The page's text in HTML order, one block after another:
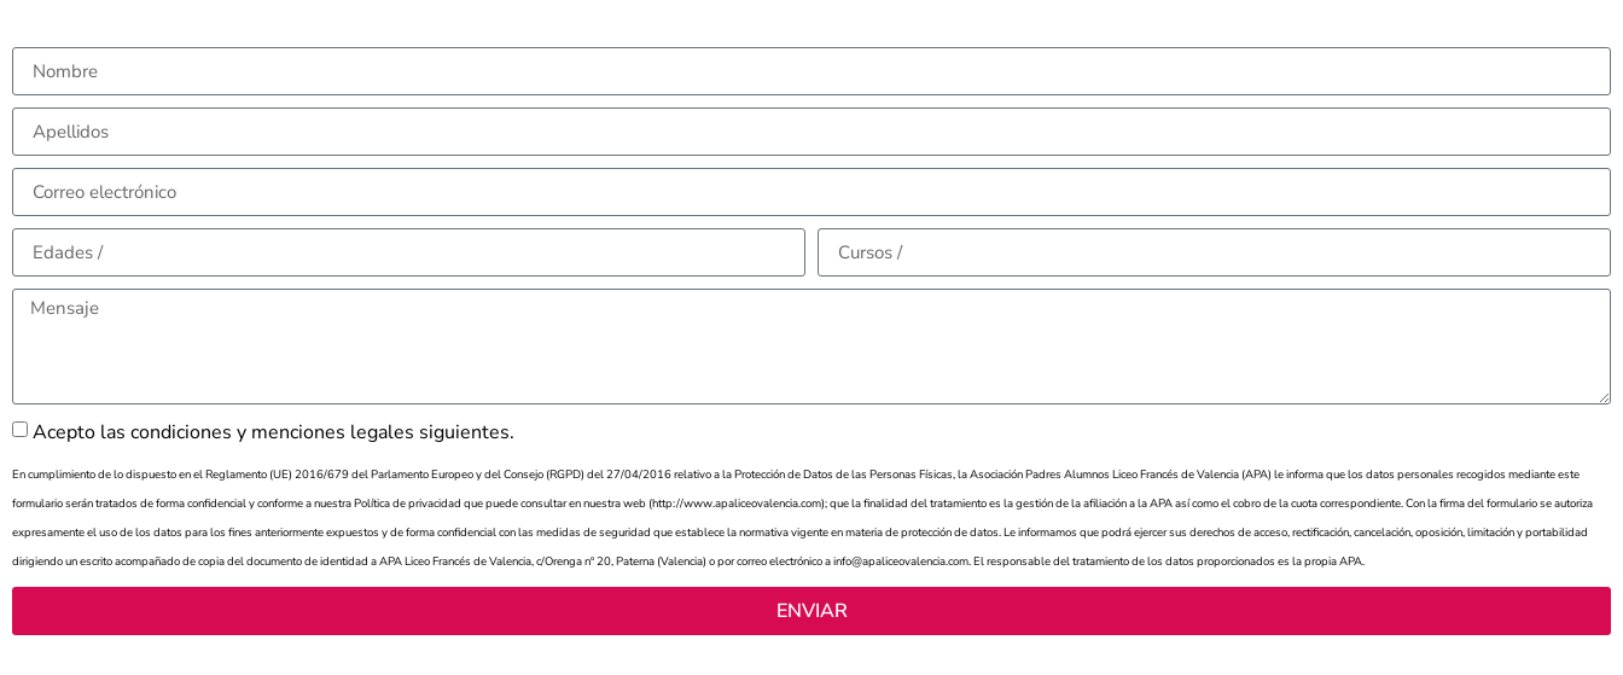
Acepto las condiciones y menciones legales siguientes.
En cumplimiento de lo dispuesto en el Reglamento (UE) 2016/679 del Parlamento Europeo y del Consejo (RGPD) del 27/04/2016 relativo a la Protección de Datos de las Personas Físicas, la Asociación Padres Alumnos Liceo Francés de Valencia (APA) le informa que los datos personales recogidos mediante este
formulario serán tratados de forma confidencial y conforme a nuestra Política de privacidad que puede consultar en nuestra web (http://www.apaliceovalencia.com); que la finalidad del tratamiento es la gestión de la afiliación a la APA así como el cobro de la cuota correspondiente. Con la firma del formulario se autoriza
expresamente el uso de los datos para los fines anteriormente expuestos y de forma confidencial con las medidas de seguridad que establece la normativa vigente en materia de protección de datos. Le informamos que podrá ejercer sus derechos de acceso, rectificación, cancelación, oposición, limitación y portabilidad
dirigiendo un escrito acompañado de copia del documento de identidad a APA Liceo Francés de Valencia, c/Orenga nº 20, Paterna (Valencia) o por correo electrónico a info@apaliceovalencia.com. El responsable del tratamiento de los datos proporcionados es la propia APA.
ENVIAR